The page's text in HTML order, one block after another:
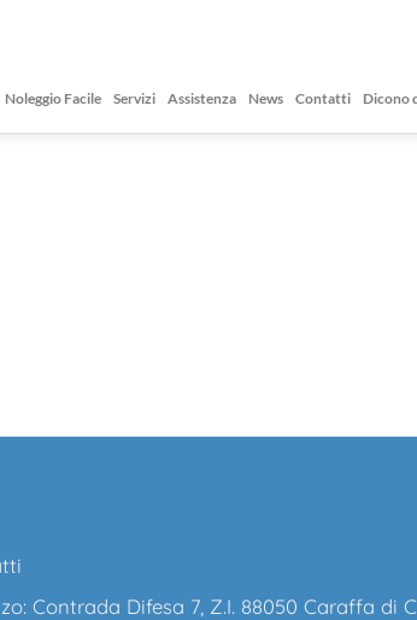
Noleggio Facile Servizi Assistenza News Contatti Dicono
Contrada Difesa 7, Z.I. 88050 Caraffa di